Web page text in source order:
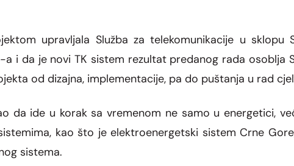
upravljala Služba za telekomunikacije u sklopu
a i da je novi TK sistem rezultat predanog rada osoblja
od dizajna, implementacije, pa do puštanja u rad
da ide u korak sa vremenom ne samo u energetici,
kao što je elektroenergetski sistem Crne
sistema.